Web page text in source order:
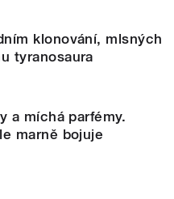
klonování, mlsných
tyranosaura
a míchá parfémy.
marně bojuje